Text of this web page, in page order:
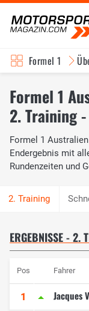
Formel 1
Formel 1
2. Training
Formel 1
Endergebnis mit
Rundenzeiten und
ERGEBNISSE - 2.
Pos Fahrer
1 Jacques